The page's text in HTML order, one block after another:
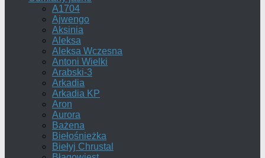
A1704
Ajwengo
Aksinia
Aleksa
Aleksa Wczesna
Antoni Wielki
Arabski-3
Arkadia
Arkadia KP
Aron
Aurora
Bażena
Biełośnieżka
Biełyj Chrustal